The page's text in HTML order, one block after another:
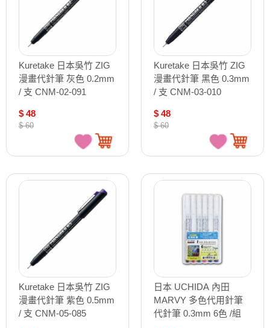
Kuretake 日本吳竹 ZIG
漫畫代針筆 灰色 0.2mm
/ 支 CNM-02-091
$ 48
$ 60
Kuretake 日本吳竹 ZIG
漫畫代針筆 黑色 0.3mm
/ 支 CNM-03-010
$ 48
$ 60
Kuretake 日本吳竹 ZIG
漫畫代針筆 紫色 0.5mm
/ 支 CNM-05-085
日本 UCHIDA 內田
MARVY 多色代用針筆
代針筆 0.3mm 6色 /組